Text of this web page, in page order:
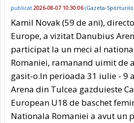
publicat 2026-08-07 10:30:06(Gazeta-
Kamil Novak (59 de ani),
Europe, a vizitat Danubius
participat la un meci al
Romaniei, ramanand uimit de
gasit-o.In perioada 31 iulie - 9
Arena din Tulcea gazduieste
European U18 de baschet
Nationala Romaniei a avut un